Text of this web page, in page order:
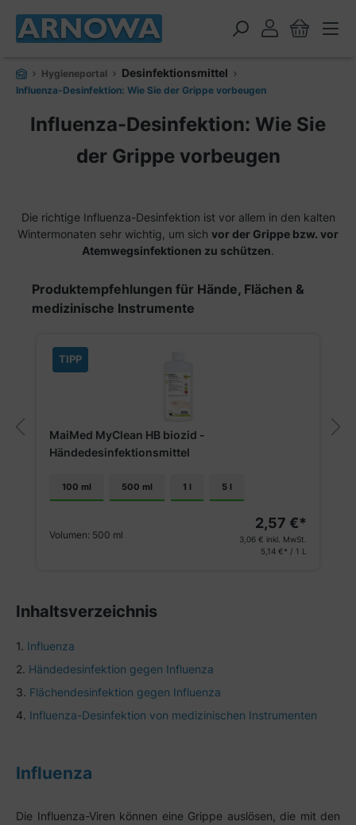
springen
Hygieneportal Desinfektionsmittel
Influenza-Desinfektion: Wie Sie der Grippe vorbeugen
Influenza-Desinfektion: Wie Sie
der Grippe vorbeugen
Die richtige Influenza-Desinfektion ist vor allem in den kalten
Wintermonaten sehr wichtig, um sich vor der Grippe bzw. vor
Atemwegsinfektionen zu schützen.
Produktgalerie überspringen
Produktempfehlungen für Hände, Flächen &
medizinische Instrumente
TIPP
MaiMed MyClean HB biozid -
Händedesinfektionsmittel
100 ml 500 ml 1 l 5 l
Volumen: 500 ml
2,57 €*
3,06 € inkl. MwSt.
5,14 €* / 1 L
Inhaltsverzeichnis
Influenza
Händedesinfektion gegen Influenza
Flächendesinfektion gegen Influenza
Influenza-Desinfektion von medizinischen Instrumenten
Influenza
Die Influenza-Viren können eine Grippe auslösen, die mit den